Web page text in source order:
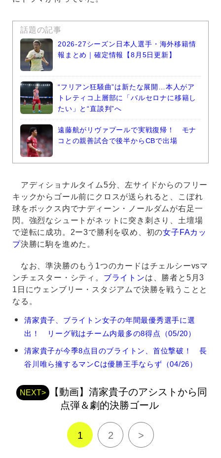
話題の記事
2026-27シーズン日本人選手・海外移籍情
報まとめ｜確定情報【8月5日更新】
“フリアン狂騒曲”は新たな展開…本人がア
トレティコ上層部に「バルセロナに移籍し
たい」と“直談判”へ
遠藤航がリヴァプールで実戦復帰！ モナ
コとの親善試合で後半からCBで出場
アディショナルタイム5分、左サイドからのフリー
キックからゴール前にクロスが送られると、こぼれ
球をボックス内でナディーン・ノールダムが右足一
閃。強烈なシュートがネットに突き刺さり、土壇場
で逆転に成功。2ー3で勝利を収め、初の女子FAカッ
プ決勝に駒を進めた。
なお、準決勝のもう1つのカードはチェルシーvsマ
ンチェスター・シティ。 ブライトンは、勝者と5月3
1日にウェンブリー・スタジアムで決勝を戦うことと
なる。
清
子
記
事
清家貴子、ブライトン女子の年間最優秀選手に選
出！ リーグ戦はチーム内最多の8得点（05/20）
清家貴子が今季8点目のブライトン、首位撃破！ 長
谷川唯ら擁するマンCは優勝王手ならず（04/26）
NEXT>
【動画】清家貴子のアシストから同
点弾＆劇的決勝ゴール
1 2 >